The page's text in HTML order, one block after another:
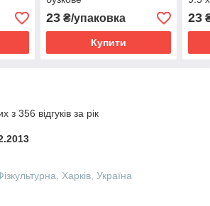
23₴/упаковка
Купити
23
з 356 відгуків за рік
Харків, Україна